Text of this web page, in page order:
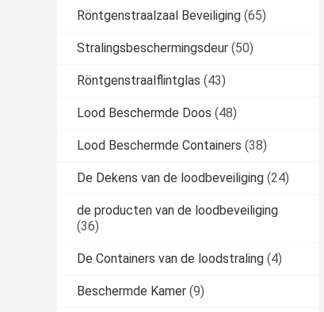
Röntgenstraalzaal Beveiliging (65)
Stralingsbeschermingsdeur (50)
Röntgenstraalflintglas (43)
Lood Beschermde Doos (48)
Lood Beschermde Containers (38)
De Dekens van de loodbeveiliging (24)
de producten van de loodbeveiliging
(36)
De Containers van de loodstraling (4)
Beschermde Kamer (9)